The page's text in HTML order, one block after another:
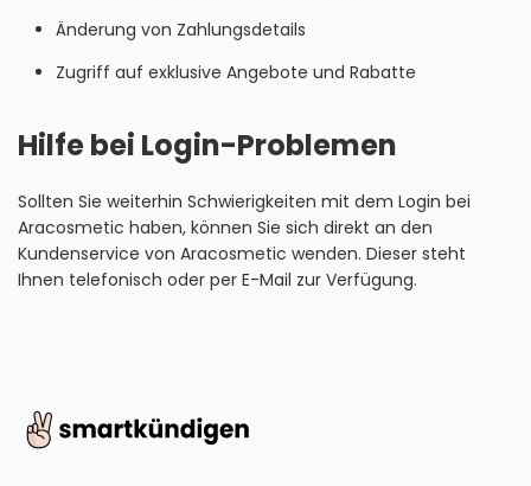
Änderung von Zahlungsdetails
Zugriff auf exklusive Angebote und Rabatte
Hilfe bei Login-Problemen
Sollten Sie weiterhin Schwierigkeiten mit dem Login bei
Aracosmetic haben, können Sie sich direkt an den
Kundenservice von Aracosmetic wenden. Dieser steht
Ihnen telefonisch oder per E-Mail zur Verfügung.